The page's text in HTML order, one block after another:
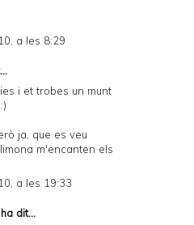
a les 8:29
i et trobes un munt
ja, que es veu
m'encanten els
a les 19:33
ha dit...